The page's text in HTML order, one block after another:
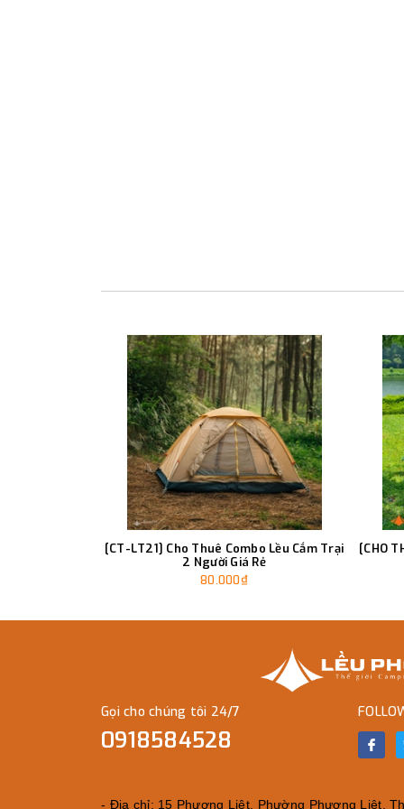
[CT-LT21] Cho Thuê Combo Lều Cắm Trại
2 Người Giá Rẻ
80.000₫
[CHO
Gọi cho chúng tôi 24/7
0918584528
- Địa chỉ: 15 Phương Liệt, Phường Phương Liệt,